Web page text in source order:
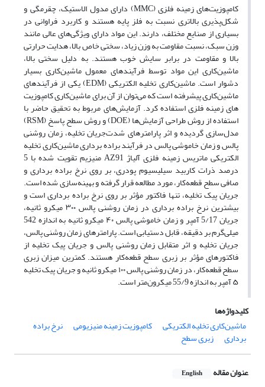
کامپوزیت­‌های زمینه فلزی (MMC) دارای مدول الاستیک، چقرمگی و
شکل‌پذیری بالاتری نسبت به فلز پایه هستند و کاربرد فراوانی در
بسیاری از صنایع مختلف، دارند. این مواد دارای ویژگی­‌های عالی مانند
وزن سبک، نسبت مقاومت به وزن زیاد، سختی خاص بالا، هدایت حرارتی
بالا و مقاومت در برابر سایش خوب هستند. به دلیل سختی بالا،
ماشین‌کاری این مواد توسط فرآیندهای معمول ماشین‌کاری بسیار
دشوار است. ماشین‌کاری تخلیه الکتریکی (EDM) یکی از فرآیندهای
ماشین‌کاری پیشرفته­ است که می­‌توان از آن برای ماشین‌کاری کامپوزیت­‌
های زمینه فلزی استفاده کرد. آزمایش‌های مربوط به تحقیق حاضر با
استفاده از روش طراحی آزمایش‌ها (DOE) و روش سطح پاسخ (RSM)
مدل‌سازی گردیده و اثر پارامترهای شدت‌جریان تخلیه، زمان روشنی
پالس و زمان خاموشی پالس در فرآیند براده برداری ماشین‌کاری تخلیه
الکتریکی ماتریس زمینه فلزی آلیاژ AZ91 منیزیم تقویت شده با 5
درصد ذرات کاربید سیلیسیوم پودری، بر روی نرخ براده برداری و
صافی سطح قطعه‌کار، مورد مطالعه قرار گرفته و بهینه‌سازی شده است.
جریان پیک تخلیه، تنها فاکتور مؤثر بر روی نرخ براده برداری است و
بیشترین نرخ براده برداری در زمان روشنی پالس ۳۰۰ میکرو ثانیه،
جریان 5/17 آمپر و زمان خاموشی پالس ۴۰ میکرو ثانیه به اندازه 542
میلی­‌گرم بر دقیقه، قابل دست­یابی است. پارامترهای زمان روشنی پالس،
جریان تخلیه و اثر متقابل زمان روشنی پالس و جریان پیک تخلیه از
فاکتورهای مؤثر بر زبری سطح قطعه‌کار هستند. کمترین میزان زبری
سطح قطعه­‌کار، در زمان روشنی پالس ۱۰۰ میکرو ثانیه و جریان پیک تخلیه
۵ آمپر به اندازه 55/9 میکرون­‌متر است.
کلیدواژه‌ها
ماشین‌کاری تخلیه الکتریکی
کامپوزیت زمینه منیزیومی نرخ براده
برداری زبری سطح
عنوان مقاله English